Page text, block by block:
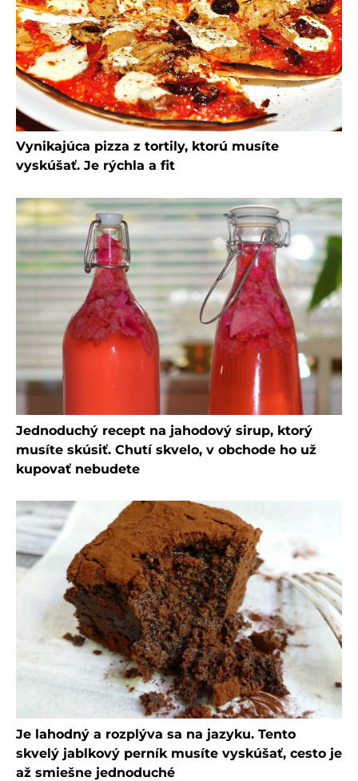
Vynikajúca pizza z tortily, ktorú musíte
vyskúšať. Je rýchla a fit
Jednoduchý recept na jahodový sirup, ktorý
musíte skúsiť. Chutí skvelo, v obchode ho už
kupovať nebudete
Je lahodný a rozplýva sa na jazyku. Tento
skvelý jablkový perník musíte vyskúšať, cesto je
až smiešne jednoduché